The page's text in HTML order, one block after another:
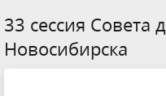
33 сессия Совета
Новосибирска